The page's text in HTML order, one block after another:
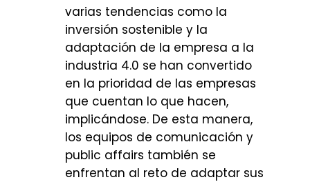
varias tendencias como la
inversión sostenible y la
adaptación de la empresa a la
industria 4.0 se han convertido
en la prioridad de las empresas
que cuentan lo que hacen,
implicándose. De esta manera,
los equipos de comunicación y
public affairs también se
enfrentan al reto de adaptar sus